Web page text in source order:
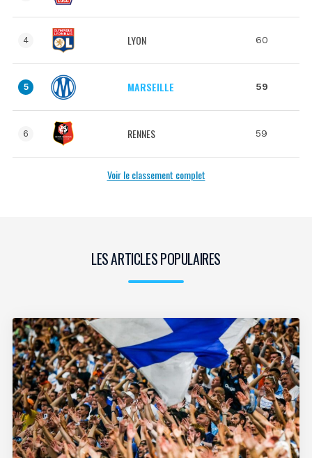
4 LYON 60
5 MARSEILLE 59
6 RENNES 59
Voir le classement complet
LES ARTICLES POPULAIRES